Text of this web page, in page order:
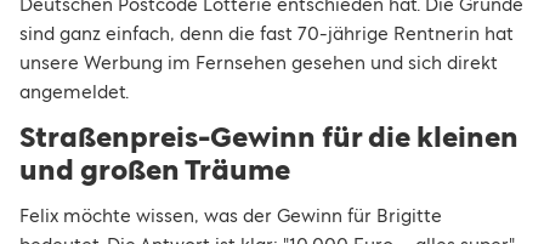
Deutschen Postcode Lotterie entschieden hat. Die Gründe
sind ganz einfach, denn die fast 70-jährige Rentnerin hat
unsere Werbung im Fernsehen gesehen und sich direkt
angemeldet.
Straßenpreis-Gewinn für die kleinen
und großen Träume
Felix möchte wissen, was der Gewinn für Brigitte